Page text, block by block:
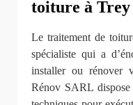
toiture à Trey
Le traitement de
spécialiste qui a
installer ou rénover
Rénov SARL dispose